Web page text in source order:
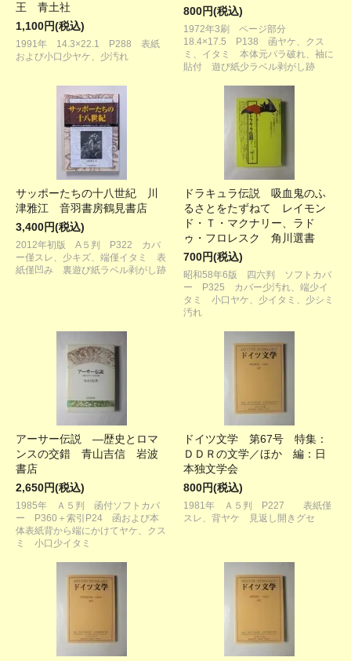
王 青土社
1,100円(税込)
1991年 14.3×22.1 P288 表紙
および小口少ヤケ、少汚れ
800円(税込)
1972年3刷 ページ部分
18.4×17.5 P138 函ヤケ、クス
ミ、イタミ 本体元パラ破れ、袖に
貼付 遊び紙少ラベル剥がし跡
サッポーたちの十八世紀 川
津雅江 音羽書房鶴見書店
3,400円(税込)
2012年初版 A５判 P322 カバ
ー僅スレ、少キズ、端僅イタミ 表
紙僅凹み 裏遊び紙ラベル剥がし跡
ドラキュラ伝説 吸血鬼のふ
るさとをたずねて レイモン
ド・Ｔ・マクナリー、ラド
ゥ・フロレスク 角川選書
700円(税込)
昭和58年6版 四六判 ソフトカバ
ー P325 カバー少汚れ、端少イ
タミ 小口ヤケ、少イタミ、少シミ
汚れ
アーサー伝説 ―歴史とロマ
ンスの交錯 青山吉信 岩波
書店
2,650円(税込)
1985年 Ａ５判 函付ソフトカバ
ー P360＋索引P24 函および本
体表紙背から端にかけてヤケ、クス
ミ 小口少イタミ
ドイツ文学 第67号 特集：
ＤＤＲの文学／ほか 編：日
本独文学会
800円(税込)
1981年 Ａ５判 P227 表紙僅
スレ、背ヤケ 見返し開きグセ